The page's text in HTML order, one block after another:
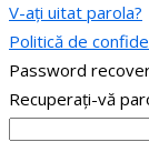
V-ați uitat parola?
Politică de
Password
Recuperați-vă